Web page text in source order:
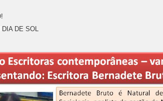
DIA DE SOL